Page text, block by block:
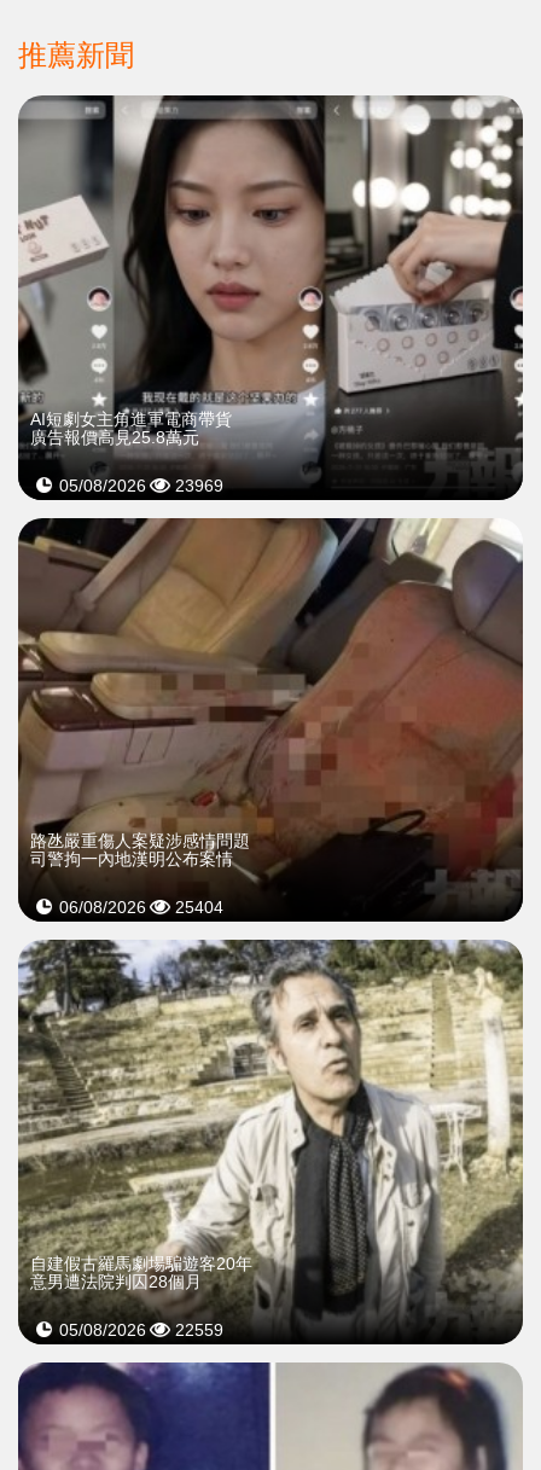
推薦新聞
AI短劇女主角進軍電商帶貨
廣告報價高見25.8萬元
05/08/2026 23969
​路氹嚴重傷人案疑涉感情問題
司警拘一內地漢明公布案情
06/08/2026 25404
自建假古羅馬劇場騙遊客20年
意男遭法院判囚28個月
05/08/2026 22559